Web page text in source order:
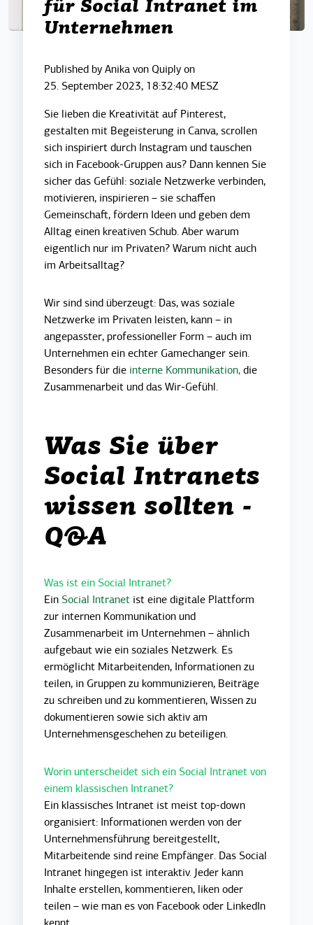
für Social Intranet im
Unternehmen
Published byAnika von Quiplyon
25. September 2023, 18:32:40 MESZ
Sie lieben die Kreativität auf Pinterest,
gestalten mit Begeisterung in Canva, scrollen
sich inspiriert durch Instagram und tauschen
sich in Facebook-Gruppen aus? Dann kennen Sie
sicher das Gefühl: soziale Netzwerke verbinden,
motivieren, inspirieren – sie schaffen
Gemeinschaft, fördern Ideen und geben dem
Alltag einen kreativen Schub. Aber warum
eigentlich nur im Privaten? Warum nicht auch
im Arbeitsalltag?
Wir sind sind überzeugt: Das, was soziale
Netzwerke im Privaten leisten, kann – in
angepasster, professioneller Form – auch im
Unternehmen ein echter Gamechanger sein.
Besonders für die interne Kommunikation, die
Zusammenarbeit und das Wir-Gefühl.
Was Sie über
Social Intranets
wissen sollten -
Q&A
Was ist ein Social Intranet?
Ein Social Intranet ist eine digitale Plattform
zur internen Kommunikation und
Zusammenarbeit im Unternehmen – ähnlich
aufgebaut wie ein soziales Netzwerk. Es
ermöglicht Mitarbeitenden, Informationen zu
teilen, in Gruppen zu kommunizieren, Beiträge
zu schreiben und zu kommentieren, Wissen zu
dokumentieren sowie sich aktiv am
Unternehmensgeschehen zu beteiligen.
Worin unterscheidet sich ein Social Intranet von
einem klassischen Intranet?
Ein klassisches Intranet ist meist top-down
organisiert: Informationen werden von der
Unternehmensführung bereitgestellt,
Mitarbeitende sind reine Empfänger. Das Social
Intranet hingegen ist interaktiv. Jeder kann
Inhalte erstellen, kommentieren, liken oder
teilen – wie man es von Facebook oder LinkedIn